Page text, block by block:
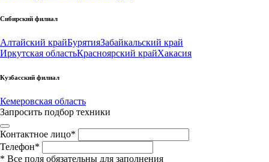
Сибирский филиал
Алтайский крайБурятияЗабайкальский край
Иркутская областьКрасноярский крайХакасия
Кузбасский филиал
Кемеровская область
Запросить подбор техники
Контактное лицо*
Телефон*
* Все поля обязательны для заполнения